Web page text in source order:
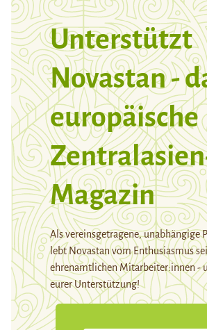
Unterstützt
Novastan -
europäische
Magazin
Als vereinsgetragene, unabhängige
lebt Novastan vom Enthusiasmus
ehrenamtlichen Mitarbeiter:innen -
eurer Unterstützung!